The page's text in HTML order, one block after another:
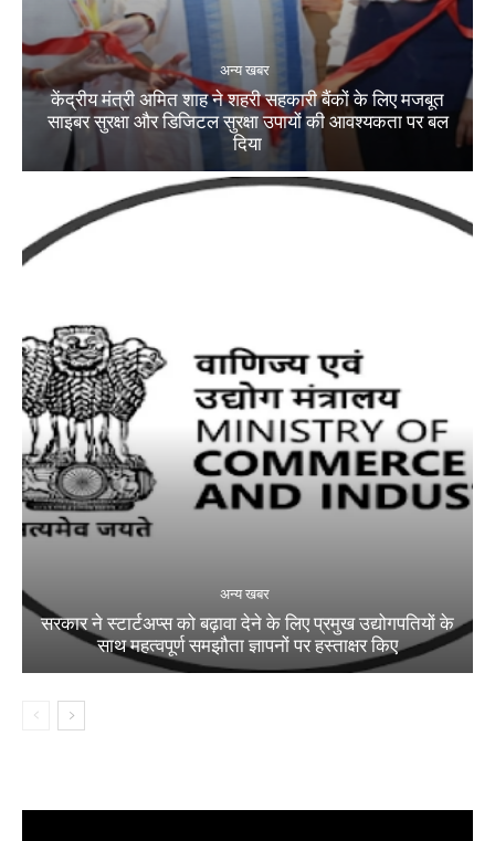
अन्य खबर
केंद्रीय मंत्री अमित शाह ने शहरी सहकारी बैंकों के लिए मजबूत
साइबर सुरक्षा और डिजिटल सुरक्षा उपायों की आवश्यकता पर बल
दिया
अन्य खबर
सरकार ने स्टार्टअप्‍स को बढ़ावा देने के लिए प्रमुख उद्योगपतियों के
साथ महत्‍वपूर्ण समझौता ज्ञापनों पर हस्‍ताक्षर किए